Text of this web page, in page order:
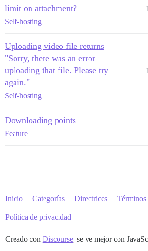
limit on attachment?
Self-hosting
Uploading video file returns
"Sorry, there was an error
uploading that file. Please try
again."
Self-hosting
Downloading points
Feature
Inicio Categorías Directrices Términos
Política de privacidad
Creado con Discourse, se ve mejor con